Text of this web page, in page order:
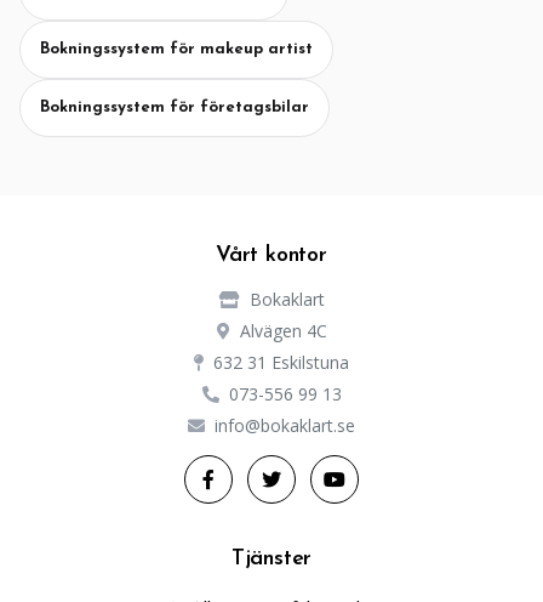
Bokningssystem för makeup artist
Bokningssystem för företagsbilar
Vårt kontor
Bokaklart
Alvägen 4C
632 31 Eskilstuna
073-556 99 13
info@bokaklart.se
Tjänster